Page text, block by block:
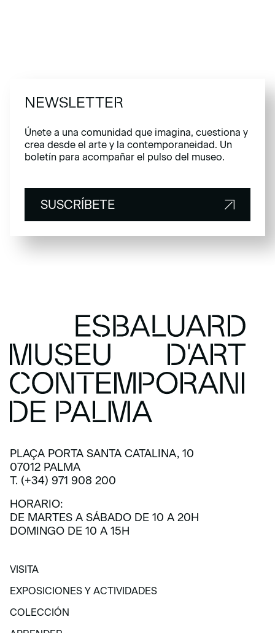
NEWSLETTER
Únete a una comunidad que imagina, cuestiona y
crea desde el arte y la contemporaneidad. Un
boletín para acompañar el pulso del museo.
SUSCRÍBETE
SUSCRÍBETE
PLAÇA PORTA SANTA CATALINA, 10
07012 PALMA
T. (+34) 971 908 200
HORARIO:
DE MARTES A SÁBADO DE 10 A 20H
DOMINGO DE 10 A 15H
VISITA
VISITA
EXPOSICIONES Y ACTIVIDADES
EXPOSICIONES Y ACTIVIDADES
COLECCIÓN
COLECCIÓN